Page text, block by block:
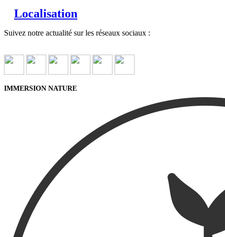
Localisation
Suivez notre actualité sur les réseaux sociaux :
IMMERSION NATURE